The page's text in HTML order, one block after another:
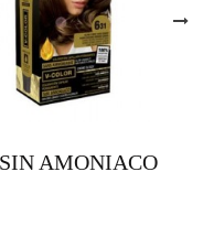
AMONIACO